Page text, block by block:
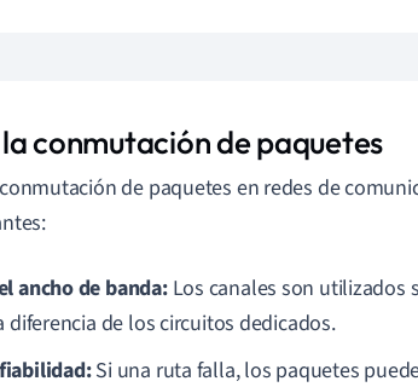
conmutación de paquetes
de paquetes en redes de
ancho de banda:Los canales son utilizados
diferencia de los circuitos dedicados.
Si una ruta falla, los paquetes